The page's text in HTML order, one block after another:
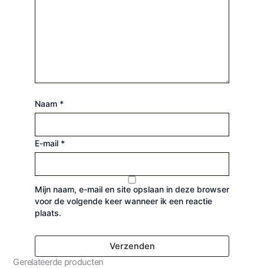
Naam *
E-mail *
Mijn naam, e-mail en site opslaan in deze browser
voor de volgende keer wanneer ik een reactie
plaats.
Gerelateerde producten